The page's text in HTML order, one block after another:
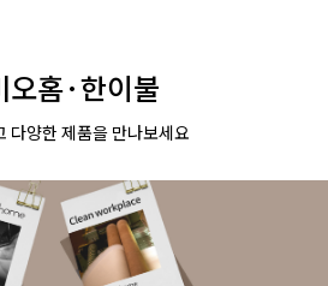
오홈·한이불
다양한 제품을 만나보세요